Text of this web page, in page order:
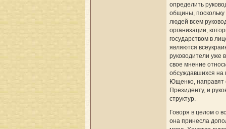
определить
общины, поскольку
людей всем
организации,
государством в
являются
руководители уже
свое мнение
обсуждавшихся на
Ющенко, направят
Президенту, и
структур.
Говоря в целом о
она принесла